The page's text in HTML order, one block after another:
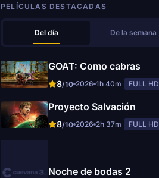
PELÍCULAS DESTACADAS
Del día De la semana
GOAT: Como cabras
8/10 2026 1h 40m FULL HD
Proyecto Salvación
8/10 2026 2h 37m FULL HD
Noche de bodas 2